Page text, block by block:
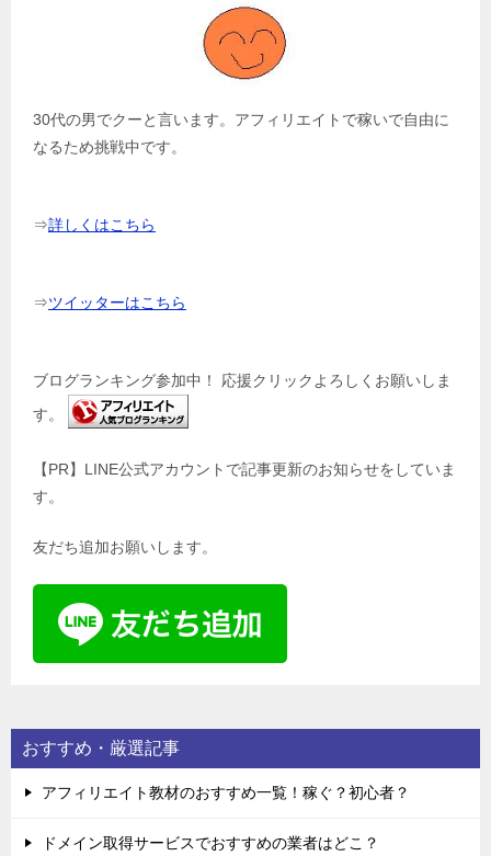
30代の男でクーと言います。アフィリエイトで稼いで自由に
なるため挑戦中です。
⇒詳しくはこちら
⇒ツイッターはこちら
ブログランキング参加中！ 応援クリックよろしくお願いしま
す。
【PR】LINE公式アカウントで記事更新のお知らせをしていま
す。
友だち追加お願いします。
おすすめ・厳選記事
アフィリエイト教材のおすすめ一覧！稼ぐ？初心者？
ドメイン取得サービスでおすすめの業者はどこ？